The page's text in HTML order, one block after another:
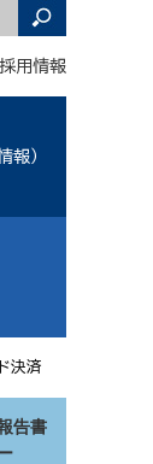
採用情報
報）
決済
告書